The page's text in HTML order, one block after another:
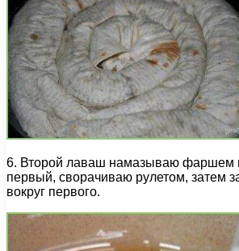
6. Второй лаваш намазываю фаршем и
первый, сворачиваю рулетом, затем
вокруг первого.